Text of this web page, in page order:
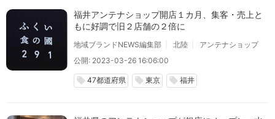
福井アンテナショップ開店１カ月、集客・売上と
もに好調で旧２店舗の２倍に
地域ブランドNEWS編集部 北陸
アンテナショップ
公開: 2023-03-26 16:06:00
local_offer 47都道府県 local_offer 東京 local_offer 福井